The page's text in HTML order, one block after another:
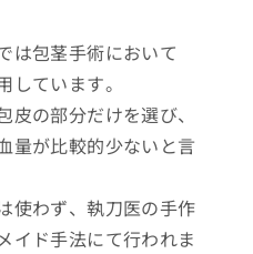
は包茎手術において
しています。
の部分だけを選び、
量が比較的少ないと言
使わず、執刀医の手作
イド手法にて行われま